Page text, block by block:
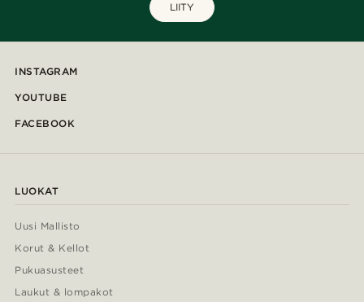
LIITY
INSTAGRAM
YOUTUBE
FACEBOOK
LUOKAT
Uusi Mallisto
Korut & Kellot
Pukuasusteet
Laukut & lompakot